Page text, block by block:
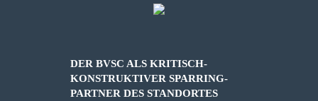
DER BVSC ALS KRITISCH-
KONSTRUKTIVER SPARRING-
PARTNER DES STANDORTES